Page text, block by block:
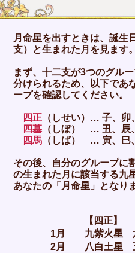
月命星を出すときは、誕生
支）と生まれた月を見ます。
まず、十二支が3つのグル
分けられるため、以下であ
ープを確認してください。
四正 （しせい）… 子、卯
四墓 （しぼ） … 丑、辰
四馬 （しば） … 寅、巳
その後、自分のグループに
の生まれた月に該当する九
あなたの「月命星」となり
【四正】 【
1月 九紫火星
2月 八白土星